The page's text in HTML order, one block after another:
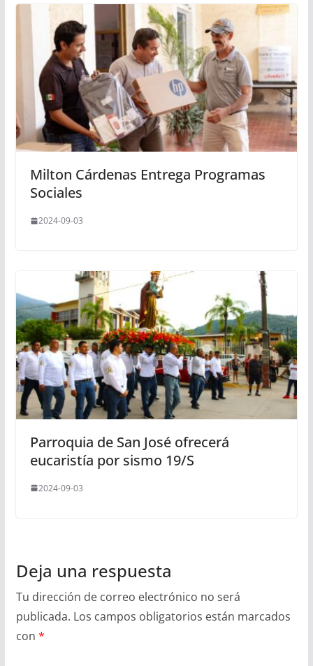
Milton Cárdenas Entrega Programas
Sociales
2024-09-03
Parroquia de San José ofrecerá
eucaristía por sismo 19/S
2024-09-03
Deja una respuesta
Tu dirección de correo electrónico no será
publicada. Los campos obligatorios están marcados
con *